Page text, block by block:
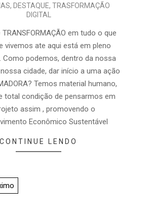
, DESTAQUE, TRASFORMAÇÃO
DIGITAL
em tudo o que
vivemos ate aqui está em pleno
Como podemos, dentro da nossa
cidade, dar início a uma ação
Temos material humano,
total condição de pensarmos em
assim , promovendo o
Econômico Sustentável
CONTINUE LENDO